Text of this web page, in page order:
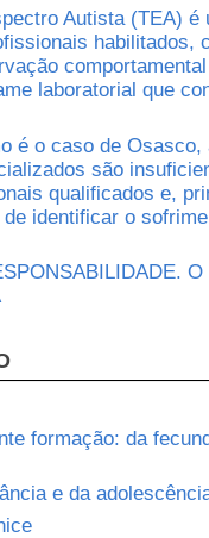
Autista (TEA) é
habilitados,
laboratorial que
é o caso de Osasco,
são
qualificados e,
identificar o
formação: da
e da